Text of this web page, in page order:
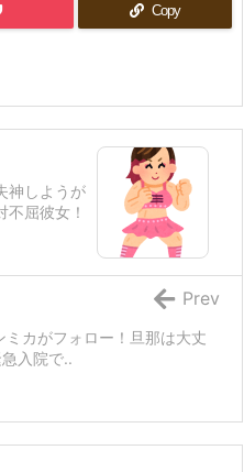
Copy
神しようが
不屈彼女！
ミカがフォロー！旦那は大丈
入院で..
Prev